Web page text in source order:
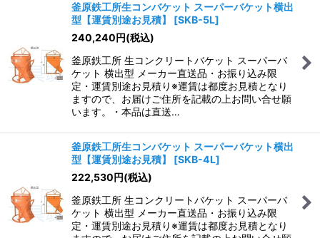
釜原鉄工所生コンバケット スーパーバケット横出
型【運賃別途お見積】
[SKB-5L]
240,240円(税込)
釜原鉄工所 生コンクリートバケット スーパーバ
ケット 横出型 メーカー直送品・お振り込み限
定・運賃別途お見積り※運賃は都度お見積となり
ますので、お届けご住所を記載の上お問い合せ願
います。・本品は直送…
釜原鉄工所生コンバケット スーパーバケット横出
型【運賃別途お見積】
[SKB-4L]
222,530円(税込)
釜原鉄工所 生コンクリートバケット スーパーバ
ケット 横出型 メーカー直送品・お振り込み限
定・運賃別途お見積り※運賃は都度お見積となり